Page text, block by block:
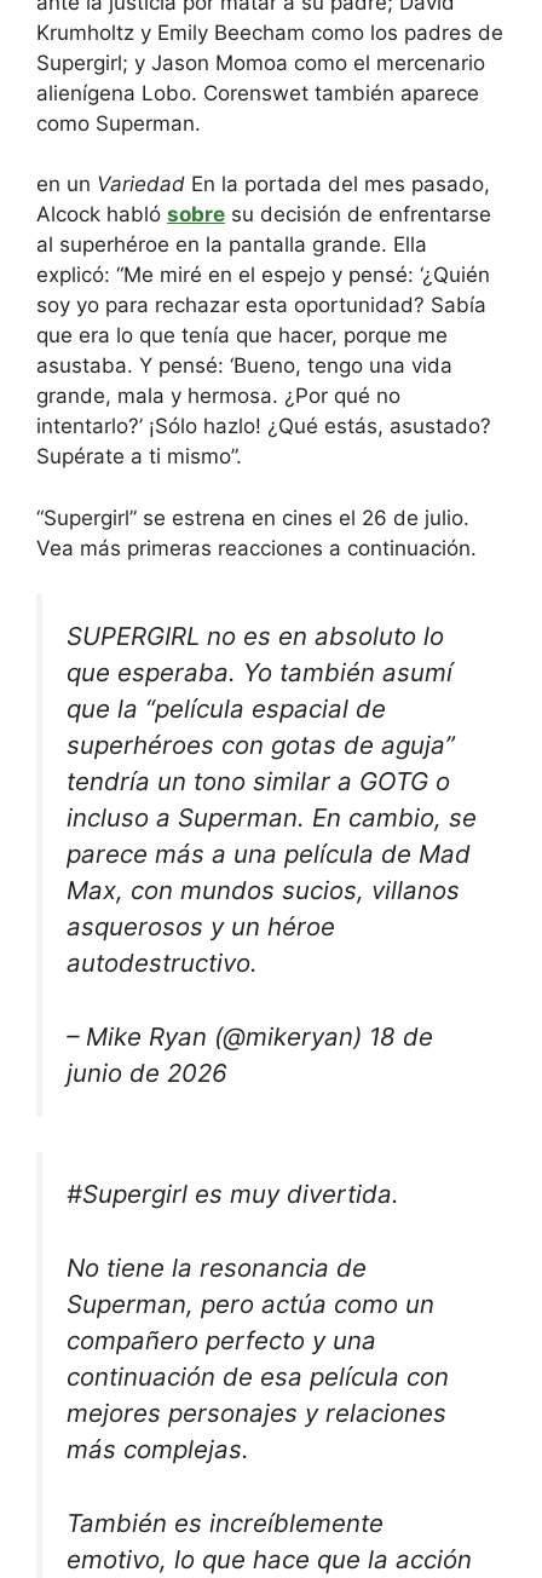
Krumholtz y Emily Beecham como los padres de
Supergirl; y Jason Momoa como el mercenario
alienígena Lobo. Corenswet también aparece
como Superman.
en un Variedad En la portada del mes pasado,
Alcock habló sobre su decisión de enfrentarse
al superhéroe en la pantalla grande. Ella
explicó: “Me miré en el espejo y pensé: ‘¿Quién
soy yo para rechazar esta oportunidad? Sabía
que era lo que tenía que hacer, porque me
asustaba. Y pensé: ‘Bueno, tengo una vida
grande, mala y hermosa. ¿Por qué no
intentarlo?’ ¡Sólo hazlo! ¿Qué estás, asustado?
Supérate a ti mismo”.
“Supergirl” se estrena en cines el 26 de julio.
Vea más primeras reacciones a continuación.
SUPERGIRL no es en absoluto lo
que esperaba. Yo también asumí
que la “película espacial de
superhéroes con gotas de aguja”
tendría un tono similar a GOTG o
incluso a Superman. En cambio, se
parece más a una película de Mad
Max, con mundos sucios, villanos
asquerosos y un héroe
autodestructivo.
– Mike Ryan (@mikeryan) 18 de
junio de 2026
#Supergirl es muy divertida.
No tiene la resonancia de
Superman, pero actúa como un
compañero perfecto y una
continuación de esa película con
mejores personajes y relaciones
más complejas.
También es increíblemente
emotivo, lo que hace que la acción